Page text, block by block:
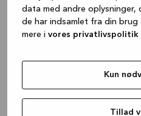
data med andre oplysninger,
de har indsamlet fra din
mere i vores privatlivspolitik
Kun
Tillad